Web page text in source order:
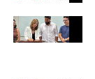
Plenário da
servidores da
Moura/